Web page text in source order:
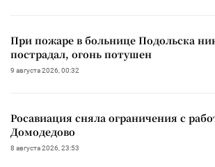
При пожаре в больнице Подольска
пострадал, огонь потушен
9 августа 2026, 00:32
Росавиация сняла ограничения с
Домодедово
8 августа 2026, 23:53